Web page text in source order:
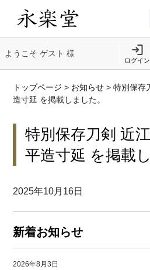
ようこそ ゲスト 様
ログイン
トップページ > お知らせ >特別保存
造寸延 を掲載しました。
特別保存刀剣 近
平造寸延 を掲載
2025年10月16日
新着お知らせ
2026年8月3日